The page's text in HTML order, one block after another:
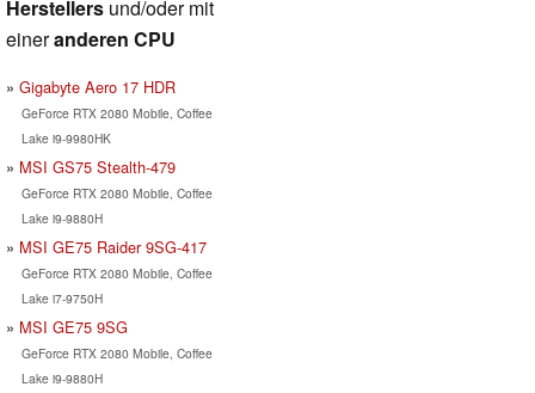
Herstellers und/oder mit
eineranderen CPU
Gigabyte Aero 17 HDR
GeForce RTX 2080 Mobile, Coffee
Lake i9-9980HK
MSI GS75 Stealth-479
GeForce RTX 2080 Mobile, Coffee
Lake i9-9880H
MSI GE75 Raider 9SG-417
GeForce RTX 2080 Mobile, Coffee
Lake i7-9750H
MSI GE75 9SG
GeForce RTX 2080 Mobile, Coffee
Lake i9-9880H